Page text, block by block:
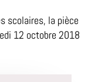
scolaires, la pièce
12 octobre 2018